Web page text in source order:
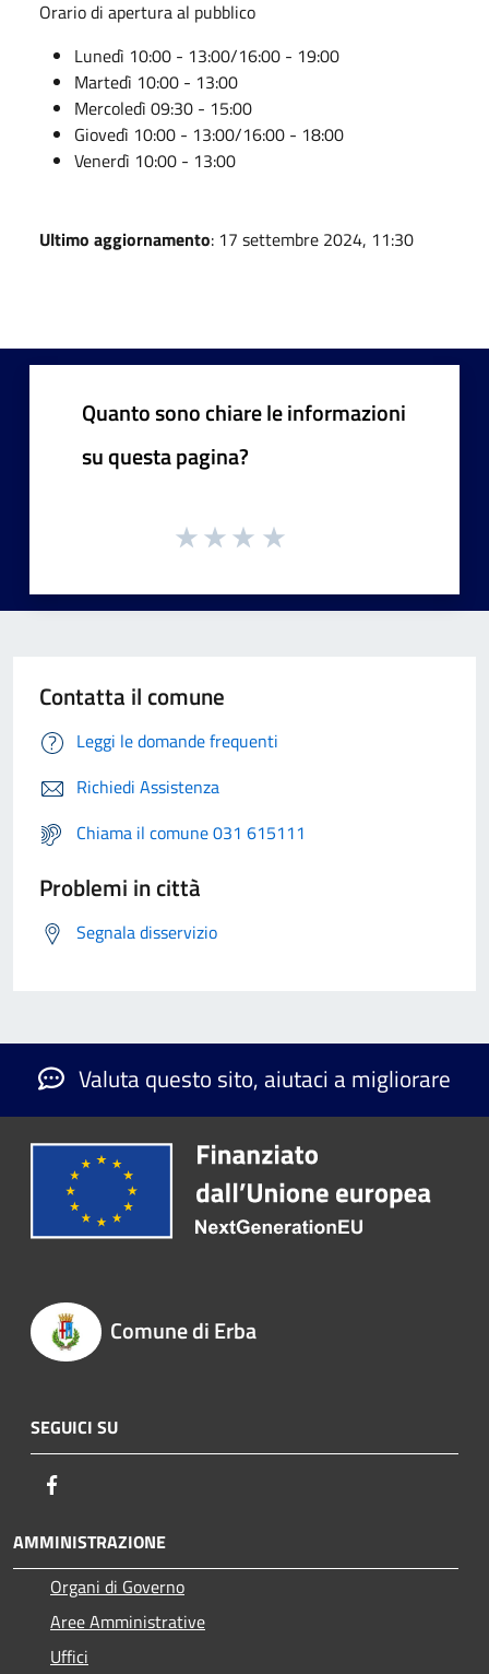
Orario di apertura al pubblico
Lunedì 10:00 - 13:00/16:00 - 19:00
Martedì 10:00 - 13:00
Mercoledì 09:30 - 15:00
Giovedì 10:00 - 13:00/16:00 - 18:00
Venerdì 10:00 - 13:00
Ultimo aggiornamento: 17 settembre 2024, 11:30
Quanto sono chiare le informazioni
su questa pagina?
Contatta il comune
Leggi le domande frequenti
Richiedi Assistenza
Chiama il comune 031 615111
Problemi in città
Segnala disservizio
Valuta questo sito, aiutaci a migliorare
Comune di Erba
SEGUICI SU
AMMINISTRAZIONE
Organi di Governo
Aree Amministrative
Uffici